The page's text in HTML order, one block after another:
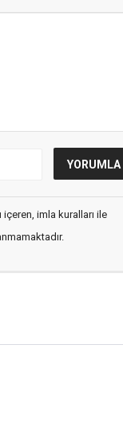
imla kuralları ile